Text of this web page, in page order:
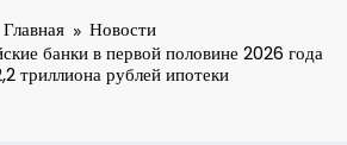
Главная
Новости
банки в первой половине 2026 года
триллиона рублей ипотеки